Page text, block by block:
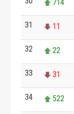
714
31 11
32 22
33 31
34 522